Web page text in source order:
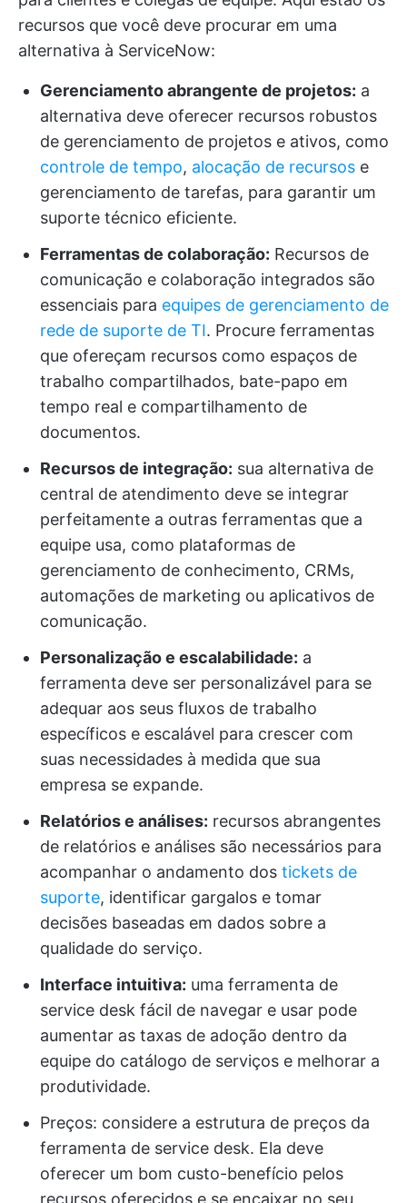
recursos que você deve procurar em uma
alternativa à ServiceNow:
Gerenciamento abrangente de projetos: a
alternativa deve oferecer recursos robustos
de gerenciamento de projetos e ativos, como
controle de tempo, alocação de recursos e
gerenciamento de tarefas, para garantir um
suporte técnico eficiente.
Ferramentas de colaboração: Recursos de
comunicação e colaboração integrados são
essenciais para equipes de gerenciamento de
rede de suporte de TI. Procure ferramentas
que ofereçam recursos como espaços de
trabalho compartilhados, bate-papo em
tempo real e compartilhamento de
documentos.
Recursos de integração: sua alternativa de
central de atendimento deve se integrar
perfeitamente a outras ferramentas que a
equipe usa, como plataformas de
gerenciamento de conhecimento, CRMs,
automações de marketing ou aplicativos de
comunicação.
Personalização e escalabilidade: a
ferramenta deve ser personalizável para se
adequar aos seus fluxos de trabalho
específicos e escalável para crescer com
suas necessidades à medida que sua
empresa se expande.
Relatórios e análises: recursos abrangentes
de relatórios e análises são necessários para
acompanhar o andamento dos tickets de
suporte, identificar gargalos e tomar
decisões baseadas em dados sobre a
qualidade do serviço.
Interface intuitiva: uma ferramenta de
service desk fácil de navegar e usar pode
aumentar as taxas de adoção dentro da
equipe do catálogo de serviços e melhorar a
produtividade.
Preços: considere a estrutura de preços da
ferramenta de service desk. Ela deve
oferecer um bom custo-benefício pelos
recursos oferecidos e se encaixar no seu